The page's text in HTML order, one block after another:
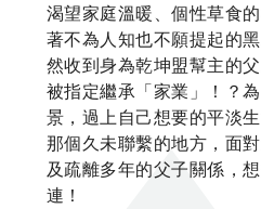
渴望家庭溫暖、個性草食
著不為人知也不願提起的
然收到身為乾坤盟幫主的
被指定繼承「家業」！？
景，過上自己想要的平淡
那個久未聯繫的地方，面
及疏離多年的父子關係，
連！